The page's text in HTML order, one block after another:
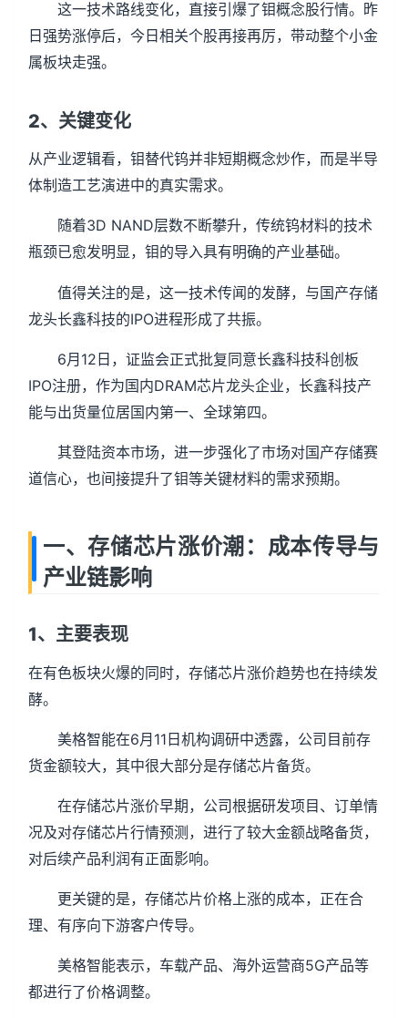
这一技术路线变化，直接引爆了钼概念股行情。昨
日强势涨停后，今日相关个股再接再厉，带动整个小金
属板块走强。
2、关键变化
从产业逻辑看，钼替代钨并非短期概念炒作，而是半导
体制造工艺演进中的真实需求。
随着3D NAND层数不断攀升，传统钨材料的技术
瓶颈已愈发明显，钼的导入具有明确的产业基础。
值得关注的是，这一技术传闻的发酵，与国产存储
龙头长鑫科技的IPO进程形成了共振。
6月12日，证监会正式批复同意长鑫科技科创板
IPO注册，作为国内DRAM芯片龙头企业，长鑫科技产
能与出货量位居国内第一、全球第四。
其登陆资本市场，进一步强化了市场对国产存储赛
道信心，也间接提升了钼等关键材料的需求预期。
一、存储芯片涨价潮：成本传导与
产业链影响
1、主要表现
在有色板块火爆的同时，存储芯片涨价趋势也在持续发
酵。
美格智能在6月11日机构调研中透露，公司目前存
货金额较大，其中很大部分是存储芯片备货。
在存储芯片涨价早期，公司根据研发项目、订单情
况及对存储芯片行情预测，进行了较大金额战略备货，
对后续产品利润有正面影响。
更关键的是，存储芯片价格上涨的成本，正在合
理、有序向下游客户传导。
美格智能表示，车载产品、海外运营商5G产品等
都进行了价格调整。